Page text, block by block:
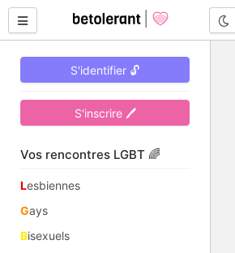
S'identifier 🔓
S'inscrire 🖊
Vos rencontres LGBT 🌈
Lesbiennes
Gays
Bisexuels